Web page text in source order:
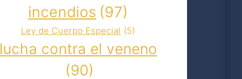
incendios (97)
Ley de Cuerpo Especial (5)
lucha contra el veneno
(90)